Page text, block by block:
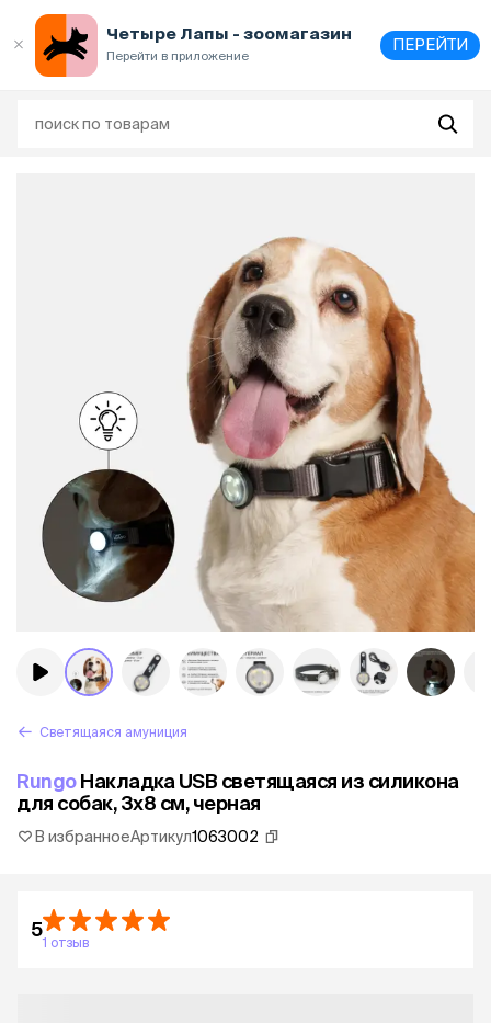
Четыре Лапы - зоомагазин
Перейти в приложение
ПЕРЕЙТИ
Светящаяся амуниция
RungoНакладка USB светящаяся из силикона
для собак, 3х8 см, черная
В избранноеАртикул1063002
5
1 отзыв